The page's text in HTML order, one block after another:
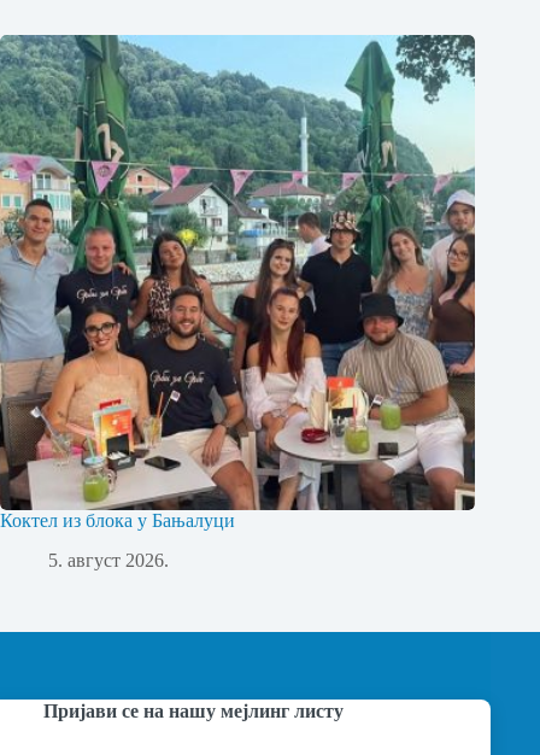
Коктел из блока у Бањалуци
5. август 2026.
Пријави се на нашу мејлинг листу